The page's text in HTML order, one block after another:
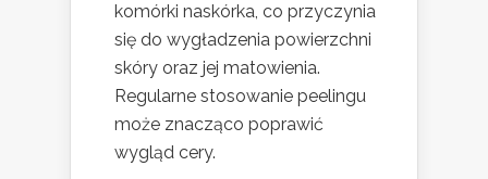
komórki naskórka, co przyczynia
się do wygładzenia powierzchni
skóry oraz jej matowienia.
Regularne stosowanie peelingu
może znacząco poprawić
wygląd cery.